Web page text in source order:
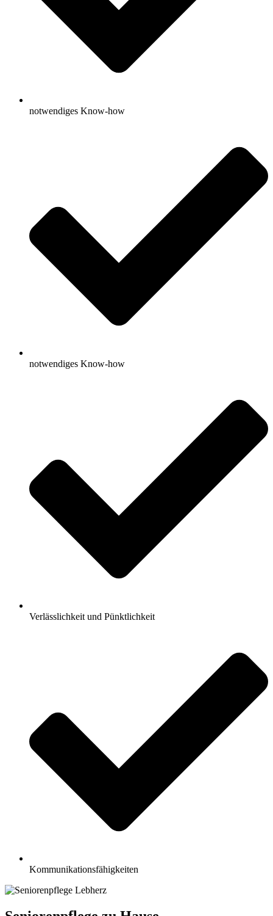
notwendiges Know-how
notwendiges Know-how
Verlässlichkeit und Pünktlichkeit
Kommunikationsfähigkeiten